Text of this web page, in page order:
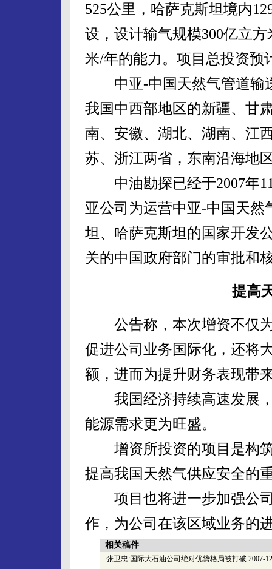
525公里，哈萨克斯坦境内
设，设计输气规模300亿立
米/年的能力。项目总投资预
中亚-中国天然气管道输
我国中西部地区的新疆、甘
南、安徽、湖北、湖南、江
苏、浙江两省，东南沿海地
中油勘探已经于2007年11
亚公司为运营中亚-中国天
坦、哈萨克斯坦的国家开发
关的中国政府部门的审批和
提高
公告称，本次增资不仅为
促进公司业务国际化，还将
额，进而为提升财务表现带
我国经济持续高速发展，
能源需求更为旺盛。
增资所投资的项目是构筑
提高我国天然气供应安全的
项目也将进一步加强公司
作，为公司在该区域业务的
相关稿件
· 张卫忠:国际大石油公司绝对优势格局被打破 2007-